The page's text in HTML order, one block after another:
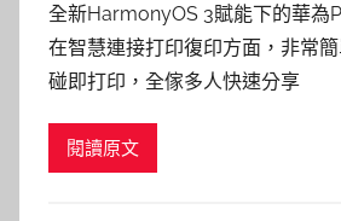
全新HarmonyOS 3賦能下的華為
在智慧連接打印復印方面，非常
碰即打印，全傢多人快速分享
閱讀原文